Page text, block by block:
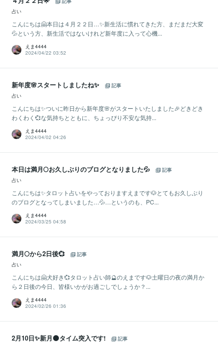
占い
こんにちは🤗本日は４月２２日…✨新生活に慣れてきた方、まだまだ大変
💦という方、新生活ではないけれど新年度に入って心機...
えま4444
2024/04/22 03:52
新年度🌸スタートしましたね✨
記事
占い
こんにちは✨ついに昨日から新年度🌸がスタートいたしました🎉どきどき
わくわく💞な気持ちとともに、ちょっぴり不安な気持...
えま4444
2024/04/02 04:26
本日は満月🌕お久しぶりのブログとなりました💦
記事
占い
こんにちは✨タロット占いをやっておりますえまです🐶とてもお久しぶり
のブログとなってしまいました…💦…というのも、PC...
えま4444
2024/03/25 04:58
満月🌕から2日後💞
記事
占い
こんにちは🤗犬好き💞タロット占い師🔮のえまです🐶土曜日の夜の満月か
ら２日後の今日、皆様いかがお過ごしでしょうか？...
えま4444
2024/02/26 01:36
2月10日✨新月🌑タイム突入です!
記事